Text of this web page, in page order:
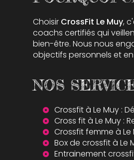
Choisir CrossFit Le Muy,
coachs certifiés qui
bien-être. Nous nous
objectifs personnels et
NOS
Crossfit à Le Muy :
Cross fit à Le Muy :
Crossfit femme à Le
Box de crossfit à Le
Entrainement